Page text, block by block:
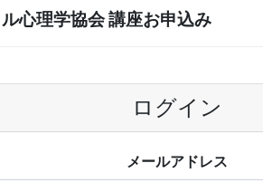
心理学協会 講座お申込み
ログイン
メールアドレス